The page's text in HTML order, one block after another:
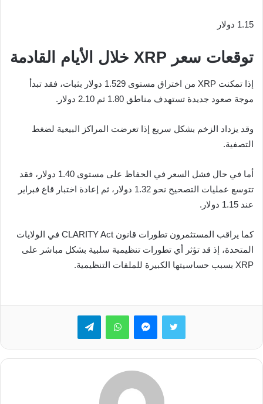
1.15 دولار
توقعات سعر XRP خلال الأيام القادمة
إذا تمكنت XRP من اختراق مستوى 1.529 دولار بثبات، فقد تبدأ
موجة صعود جديدة تستهدف مناطق 1.80 ثم 2.10 دولار.
وقد يزداد الزخم بشكل سريع إذا تعرضت المراكز البيعية لضغط
التصفية.
أما في حال فشل السعر في الحفاظ على مستوى 1.40 دولار، فقد
تتوسع عمليات التصحيح نحو 1.32 دولار، ثم إعادة اختبار قاع فبراير
عند 1.15 دولار.
كما يراقب المستثمرون تطورات قانون CLARITY Act في الولايات
المتحدة، إذ قد تؤثر أي تطورات تنظيمية سلبية بشكل مباشر على
XRP بسبب حساسيتها الكبيرة للملفات التنظيمية.
تويتر ماسنجرواتساب تيلقرام